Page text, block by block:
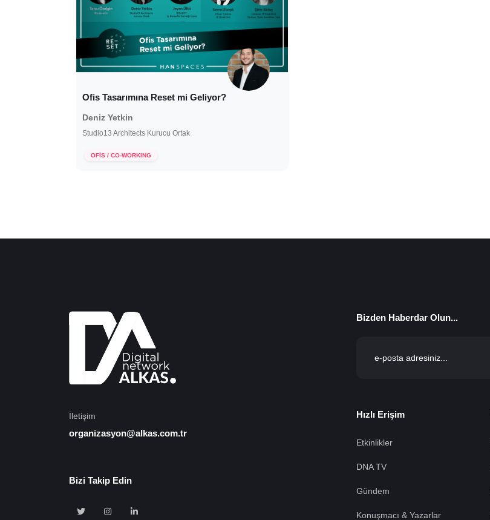
Ofis Tasarımına Reset mi Geliyor?
Deniz Yetkin
Studio13 Architects Kurucu Ortak
OFİS / CO-WORKING
İletişim
organizasyon@alkas.com.tr
Bizi Takip Edin
Bizden Haberdar Olun...
Hızlı Erişim
Etkinlikler
DNA TV
Gündem
Konuşmacı & Yazarlar